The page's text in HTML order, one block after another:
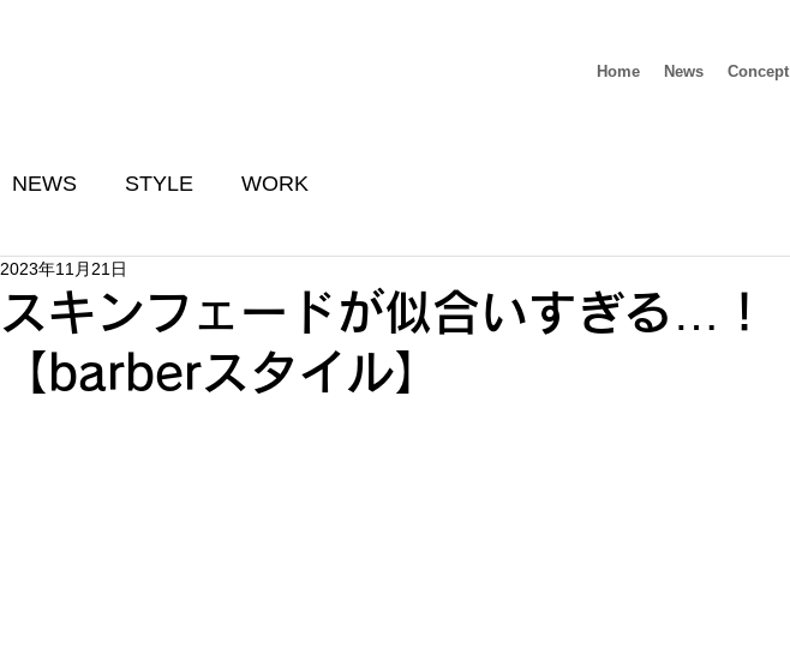
Home News Concept
NEWS STYLE WORK
スキンフェードが似合いすぎる…！
【barberスタイル】
2023年11月21日